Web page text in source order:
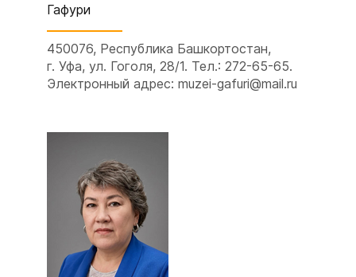
Гафури
450076, Республика Башкортостан,
г. Уфа, ул. Гоголя, 28/1. Тел.: 272-65-65.
Электронный адрес: muzei-gafuri@mail.ru